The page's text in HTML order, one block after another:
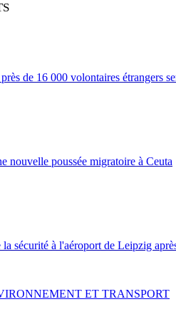
de 16 000 volontaires étrangers
nouvelle poussée migratoire à Ceuta
sécurité à l'aéroport de Leipzig
ET TRANSPORT